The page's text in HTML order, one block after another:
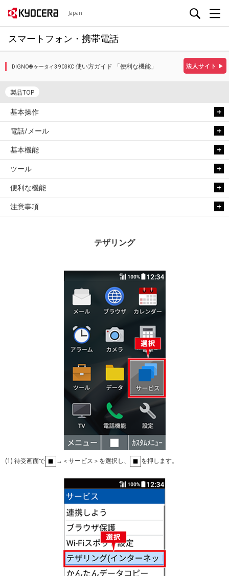
Japan
スマートフォン・携帯電話
法人サイト ▶
DIGNO® ケータイ3 903KC 使い方ガイド 「便利な機能」
製品TOP
基本操作
電話/メール
基本機能
ツール
便利な機能
注意事項
テザリング
(1) 待受画面で →＜サービス＞を選択し、 を押します。